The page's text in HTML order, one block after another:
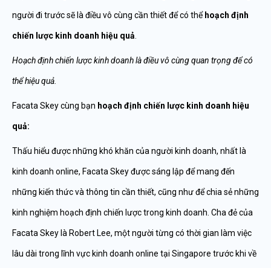
người đi trước sẽ là điều vô cùng cần thiết để có thể hoạch định
chiến lược kinh doanh hiệu quả
Hoạch định chiến lược kinh doanh là điều vô cùng quan trọng để có
thể hiệu quả.
Facata Skey cùng bạn hoạch định chiến lược kinh doanh hiệu
quả:
Thấu hiểu được những khó khăn của người kinh doanh, nhất là
kinh doanh online, Facata Skey được sáng lập để mang đến
những kiến thức và thông tin cần thiết, cũng như để chia sẻ những
kinh nghiệm hoạch định chiến lược trong kinh doanh. Cha đẻ của
Facata Skey là Robert Lee, một người từng có thời gian làm việc
lâu dài trong lĩnh vực kinh doanh online tại Singapore trước khi về